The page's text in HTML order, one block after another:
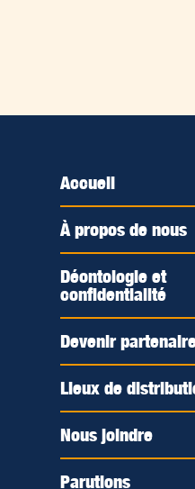
Accueil
À propos de nous
Déontologie et
confidentialité
Devenir
Lieux de
Nous joindre
Parutions